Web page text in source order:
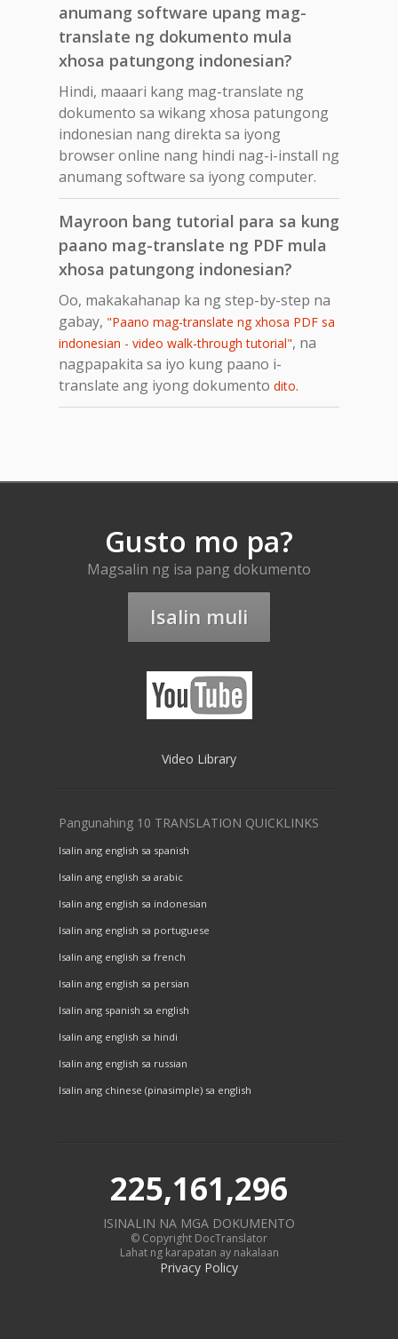
anumang software upang mag-
translate ng dokumento mula
xhosa patungong indonesian?
Hindi, maaari kang mag-translate ng
dokumento sa wikang xhosa patungong
indonesian nang direkta sa iyong
browser online nang hindi nag-i-install ng
anumang software sa iyong computer.
Mayroon bang tutorial para sa kung
paano mag-translate ng PDF mula
xhosa patungong indonesian?
Oo, makakahanap ka ng step-by-step na
gabay, "Paano mag-translate ng xhosa PDF sa
indonesian - video walk-through tutorial", na
nagpapakita sa iyo kung paano i-
translate ang iyong dokumento dito.
Gusto mo pa?
Magsalin ng isa pang dokumento
Isalin muli
Video Library
Pangunahing 10 TRANSLATION QUICKLINKS
Isalin ang english sa spanish
Isalin ang english sa arabic
Isalin ang english sa indonesian
Isalin ang english sa portuguese
Isalin ang english sa french
Isalin ang english sa persian
Isalin ang spanish sa english
Isalin ang english sa hindi
Isalin ang english sa russian
Isalin ang chinese (pinasimple) sa english
225,161,296
ISINALIN NA MGA DOKUMENTO
© Copyright DocTranslator
Lahat ng karapatan ay nakalaan
Privacy Policy